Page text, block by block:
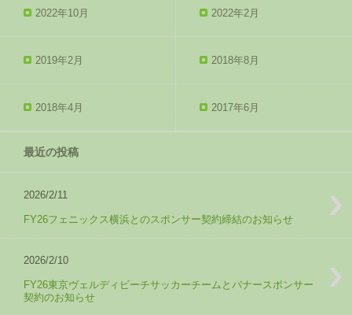
2022年10月 2022年2月
2019年2月 2018年8月
2018年4月 2017年6月
最近の投稿
2026/2/11
FY26フェニックス横浜とのスポンサー契約締結のお知らせ
2026/2/10
FY26東京ヴェルディビーチサッカーチームとバナースポンサー
契約のお知らせ